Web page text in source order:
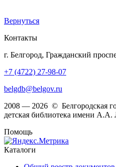
Вернуться
Контакты
г. Белгород, Гражданский
+7 (4722) 27-98-07
belgdb@belgov.ru
2008 — 2026 © Белгородская
детская библиотека имени А.А.
Помощь
Каталоги